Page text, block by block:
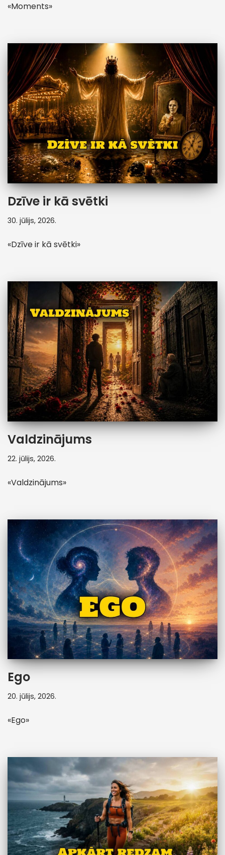
«Moments»
Dzīve ir kā svētki
30. jūlijs, 2026.
«Dzīve ir kā svētki»
Valdzinājums
22. jūlijs, 2026.
«Valdzinājums»
Ego
20. jūlijs, 2026.
«Ego»